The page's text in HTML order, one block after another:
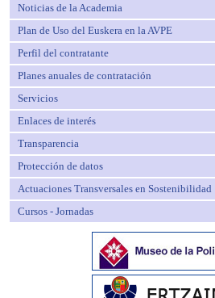
Noticias de la Academia
Plan de Uso del Euskera en la AVPE
Perfil del contratante
Planes anuales de contratación
Servicios
Enlaces de interés
Transparencia
Protección de datos
Actuaciones Transversales en Sostenibilidad
Cursos - Jornadas